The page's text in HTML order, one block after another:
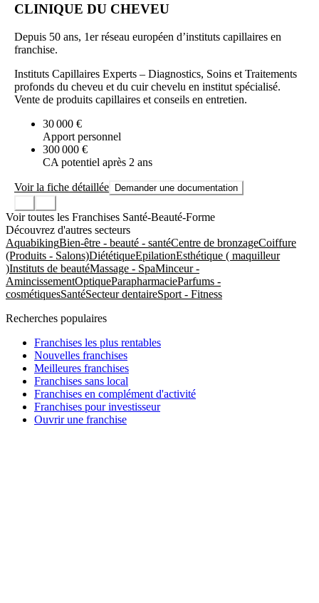
CLINIQUE DU CHEVEU
Depuis 50 ans, 1er réseau européen d’instituts capillaires en
franchise.
Instituts Capillaires Experts – Diagnostics, Soins et Traitements
profonds du cheveu et du cuir chevelu en institut spécialisé.
Vente de produits capillaires et conseils en entretien.
30 000 €
Apport personnel
300 000 €
CA potentiel après 2 ans
Voir la fiche détaillée Demander une documentation
Voir toutes les Franchises Santé-Beauté-Forme
Découvrez d'autres secteurs
AquabikingBien-être - beauté - santéCentre de bronzageCoiffure
(Produits - Salons)DiététiqueEpilationEsthétique ( maquilleur
)Instituts de beautéMassage - SpaMinceur -
AmincissementOptiqueParapharmacieParfums -
cosmétiquesSantéSecteur dentaireSport - Fitness
Recherches populaires
Franchises les plus rentables
Nouvelles franchises
Meilleures franchises
Franchises sans local
Franchises en complément d'activité
Franchises pour investisseur
Ouvrir une franchise